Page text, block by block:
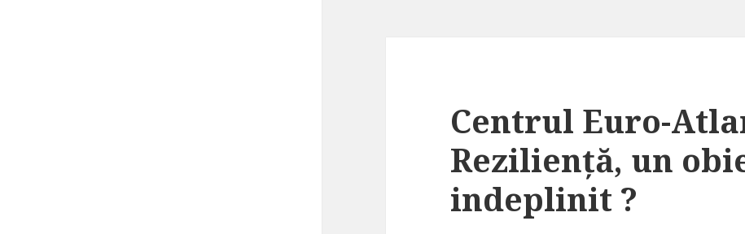
Centrul Euro-
Reziliență, un
indeplinit ?